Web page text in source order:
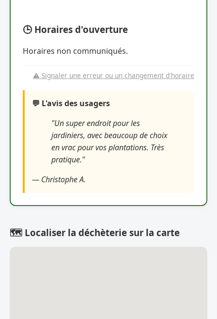
🕒 Horaires d'ouverture
Horaires non communiqués.
⚠️ Signaler une erreur ou un changement d'horaire
💬 L'avis des usagers
"Un super endroit pour les
jardiniers, avec beaucoup de choix
en vrac pour vos plantations. Très
pratique."
— Christophe A.
🗺️ Localiser la déchèterie sur la carte